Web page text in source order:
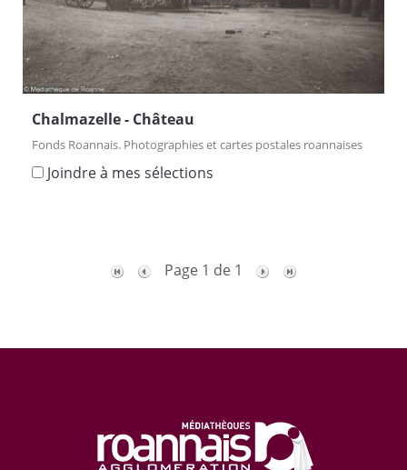
Chalmazelle - Château
Fonds Roannais. Photographies et cartes postales roannaises
Joindre à mes sélections
Page 1 de 1